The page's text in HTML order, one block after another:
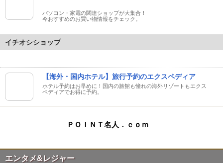
パソコン・家電の関連ショップが大集合！
今おすすめのお買い物情報をチェック。
イチオシショップ
【海外・国内ホテル】旅行予約のエクスペディア
ホテル予約はお早めに！国内の旅館も憧れの海外リゾートもエクス
ペディアでお得に予約。
ＰＯＩＮＴ名人．ｃｏｍ
エンタメ&レジャー